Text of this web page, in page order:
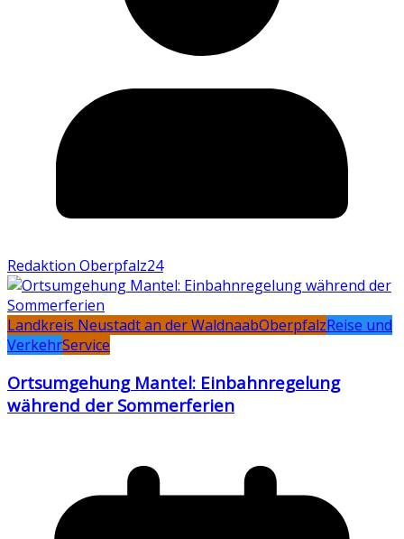
Redaktion Oberpfalz24
Landkreis Neustadt an der WaldnaabOberpfalzReise und
VerkehrService
Ortsumgehung Mantel: Einbahnregelung
während der Sommerferien